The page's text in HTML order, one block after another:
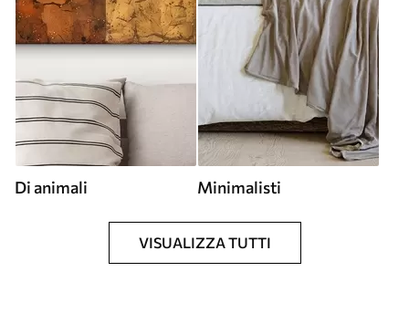
Di animali Minimalisti
VISUALIZZA TUTTI